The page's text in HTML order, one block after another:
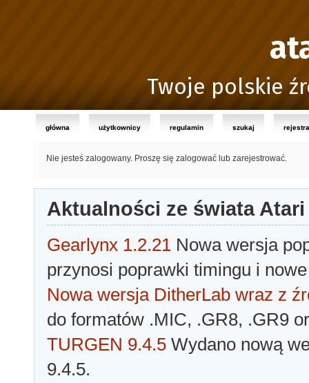
Twoje polskie
główna użytkownicy regulamin szukaj
Nie jesteś zalogowany. Proszę się zalogować lub zarejestrować.
Aktualności ze świata Atari
Gearlynx 1.2.21 Nowa wersja
przynosi poprawki timingu i
Nowa wersja DitherLab wraz z
do formatów .MIC, .GR8, .GR9
TURGEN 9.4.5 Wydano nową
9.4.5.